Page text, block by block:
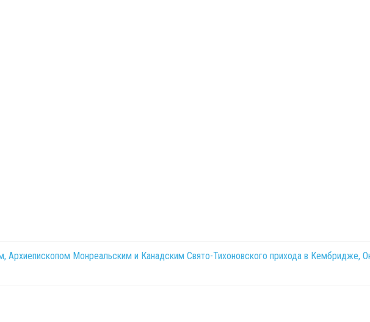
Монреальским и Канадским Свято-Тихоновского прихода в Кембридже,